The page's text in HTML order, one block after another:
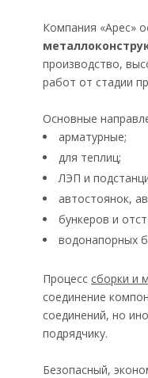
Компания «Арес»
производство,
работ от стадии
Основные
арматурные;
для теплиц;
ЛЭП и
автостоянок,
бункеров и
водонапорных
Процесс сборки и
соединение
соединений, но
подрядчику.
Безопасный,